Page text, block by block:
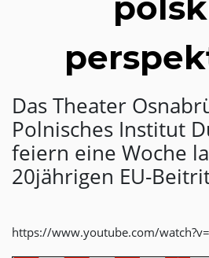
Das Theater
Polnisches Institut
feiern eine Woche
20jährigen EU-
https://www.youtube.com/